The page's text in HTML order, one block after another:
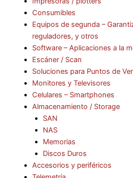
Consumibles
Equipos de segunda –
reguladores, y otros
Software – Aplicaciones a la
Escáner / Scan
Soluciones para Puntos de
Monitores y Televisores
Celulares – Smartphones
Almacenamiento / Storage
SAN
NAS
Memorias
Discos Duros
Accesorios y periféricos